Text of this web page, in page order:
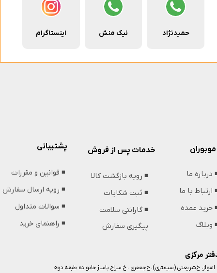
حمیدنژاد نیک منش اینستاگرام
مرکزی
اهواز، خ شریعتی (سیمتری)، خ جعفری ، خ سراج پاساژ خانواده طبقه دوم
پشتیبانی
◾️ قوانین و مقررات
◾️ رویه ارسال سفارش
◾️ سوالات متداول
◾️ راهنمای خرید
موبوران
درباره ما
ارتباط با ما
خرید عمده
وبلاگ
خدمات پس از فروش
◾️ رویه بازگشت کالا
◾️ ثبت شکایات
◾️ گارانتی سلامت
پیگیری سفارش